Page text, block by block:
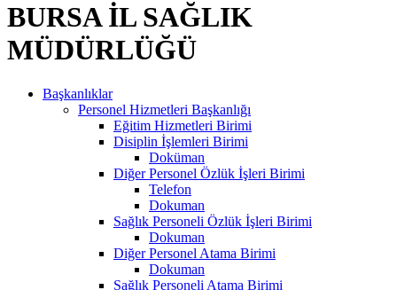
BURSA İL SAĞLIK
MÜDÜRLÜĞÜ
Başkanlıklar
Personel Hizmetleri Başkanlığı
Eğitim Hizmetleri Birimi
Disiplin İşlemleri Birimi
Doküman
Diğer Personel Özlük İşleri Birimi
Telefon
Dokuman
Sağlık Personeli Özlük İşleri Birimi
Dokuman
Diğer Personel Atama Birimi
Dokuman
Sağlık Personeli Atama Birimi